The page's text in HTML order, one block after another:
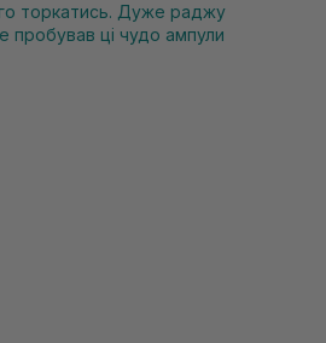
торкатись. Дуже раджу
пробував ці чудо ампули